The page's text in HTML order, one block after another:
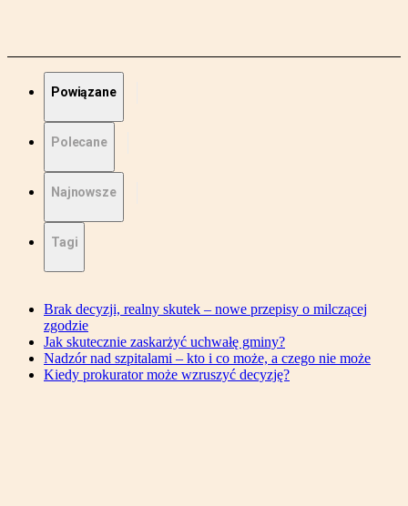
Powiązane
Polecane
Najnowsze
Tagi
Brak decyzji, realny skutek – nowe przepisy o milczącej
zgodzie
Jak skutecznie zaskarżyć uchwałę gminy?
Nadzór nad szpitalami – kto i co może, a czego nie może
Kiedy prokurator może wzruszyć decyzję?